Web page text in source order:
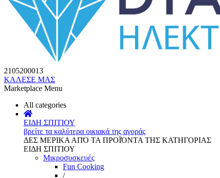
2105200013
ΚΑΛΕΣΕ ΜΑΣ
Marketplace Menu
All categories
ΕΙΔΗ ΣΠΙΤΙΟΥ
βρείτε τα καλύτερα οικιακά της αγοράς
ΔΕΣ ΜΕΡΙΚΑ ΑΠΌ ΤΑ ΠΡΟΪΌΝΤΑ ΤΗΣ ΚΑΤΗΓΟΡΙΑΣ
ΕΙΔΗ ΣΠΙΤΙΟΥ
Μικροσυσκευές
Fun Cooking
/